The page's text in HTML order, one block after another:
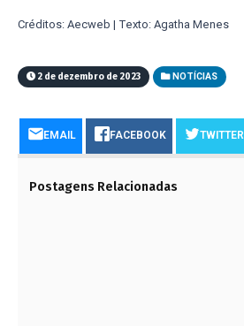
Créditos: Aecweb | Texto: Agatha Menes
2 de dezembro de 2023 NOTÍCIAS
EMAIL FACEBOOK TWITTER
Postagens Relacionadas